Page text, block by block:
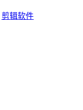
剪辑软件